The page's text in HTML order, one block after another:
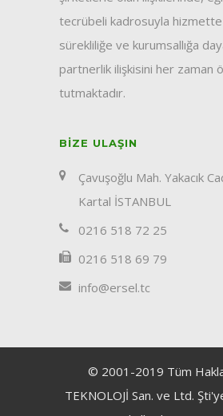
tecrübeli kadrosuyla
sürekliliğe ve kurumsallığa
partnerlik ilişkisini her zaman
tutmaktadır.
BIZE ULAŞIN
Çavuşoğlu Mah. Yakacık
Kartal İSTANBUL
0216 518 72 25
0216 518 69 79
info@ersel.tc
© 2001-2019 Tüm
TEKNOLOJİ San. ve Ltd.